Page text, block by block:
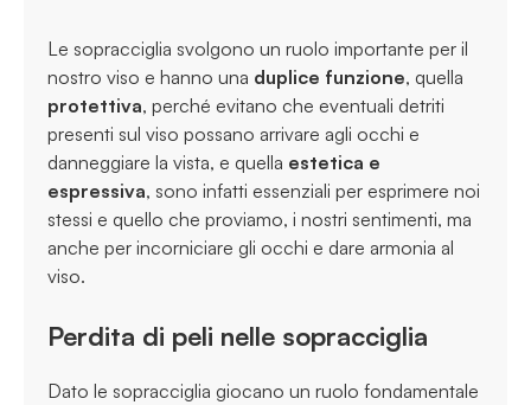
Le sopracciglia svolgono un ruolo importante per il
nostro viso e hanno una duplice funzione, quella
protettiva, perché evitano che eventuali detriti
presenti sul viso possano arrivare agli occhi e
danneggiare la vista, e quella estetica e
espressiva, sono infatti essenziali per esprimere noi
stessi e quello che proviamo, i nostri sentimenti, ma
anche per incorniciare gli occhi e dare armonia al
viso.
Perdita di peli nelle sopracciglia
Dato le sopracciglia giocano un ruolo fondamentale